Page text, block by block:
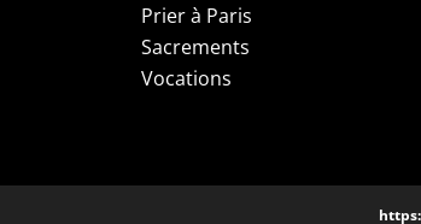
Prier à Paris
Sacrements
Vocations